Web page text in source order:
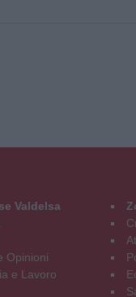
Valdelsa
Opinioni
e Lavoro